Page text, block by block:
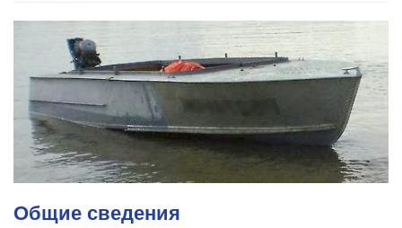
Общие сведения